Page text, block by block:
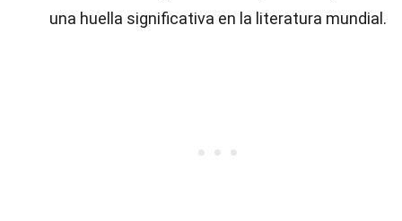
una huella significativa en la literatura mundial.